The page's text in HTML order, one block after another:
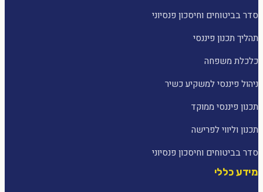
סדר בביטוחים וחיסכון פנסיוני
תהליך תכנון פיננסי
כלכלת משפחה
ניהול פיננסי למשקיע כשיר
תכנון פיננסי ממוקד
תכנון וליווי לפרישה
סדר בביטוחים וחיסכון פנסיוני
מידע כללי